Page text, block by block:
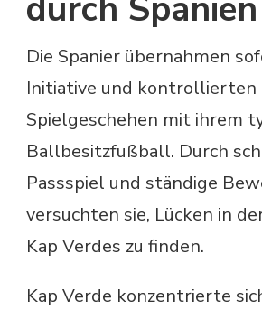
durch Spanien
Die Spanier übernahmen
Initiative und kontrollierten
Spielgeschehen mit ihrem
Ballbesitzfußball. Durch
Passspiel und ständige
versuchten sie, Lücken in
Kap Verdes zu finden.
Kap Verde konzentrierte